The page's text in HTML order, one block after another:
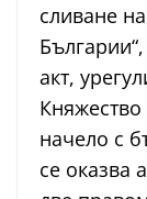
сливане
акт,
начело с
се оказва